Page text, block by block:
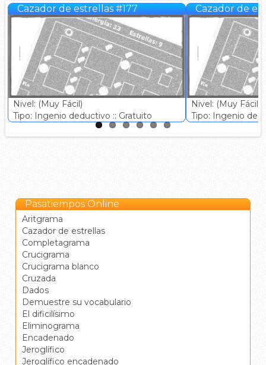
Cazador de estrellas #177
Nivel: (Muy Fácil)
Tipo: Ingenio deductivo :: Gratuito
Cazador de
Nivel: (Muy Fácil)
Tipo: Ingenio
Pasatiempos Online
Aritgrama
Cazador de estrellas
Completagrama
Crucigrama
Crucigrama blanco
Cruzada
Dados
Demuestre su vocabulario
El dificilísimo
Eliminograma
Encadenado
Jeroglífico
Jeroglífico encadenado